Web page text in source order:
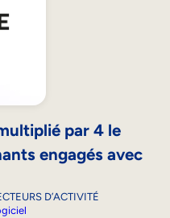
par 4 le
engagés avec
D’ACTIVITÉ